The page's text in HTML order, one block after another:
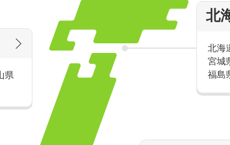
リアを選んでください
エリアの
北
北海
宮城
福島
県
のおすすめ求人特集